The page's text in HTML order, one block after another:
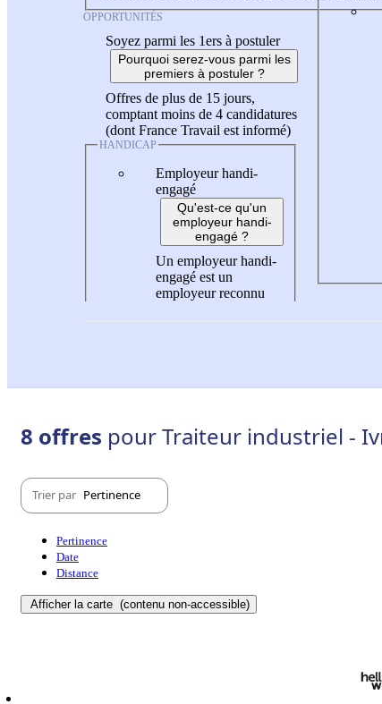
OPPORTUNITÉS
Soyez parmi les 1ers à postuler
Pourquoi serez-vous parmi les
premiers à postuler ?
Offres de plus de 15 jours,
comptant moins de 4 candidatures
(dont France Travail est informé)
HANDICAP
Employeur handi-
engagé
Qu'est-ce qu'un
employeur handi-
engagé ?
Un employeur handi-
engagé est un
employeur reconnu
8 offres pour Traiteur industriel -
Trier par Pertinence
Pertinence
Date
Distance
Afficher la carte (contenu non-accessible)